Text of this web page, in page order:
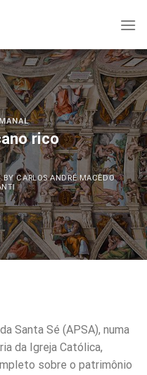
rico
BYCARLOS ANDRÉ MACÊDO
Santa Sé (APSA), numa
da Igreja Católica,
sobre o patrimônio